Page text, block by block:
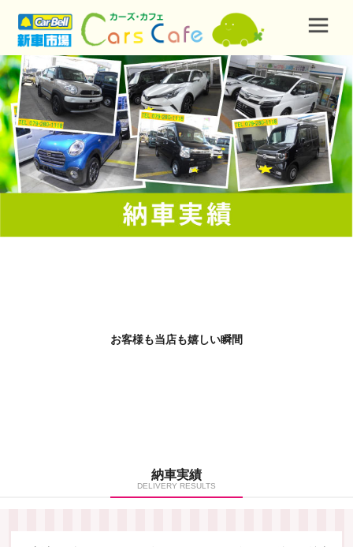
お客様も当店も嬉しい瞬間
納車実績
DELIVERY RESULTS